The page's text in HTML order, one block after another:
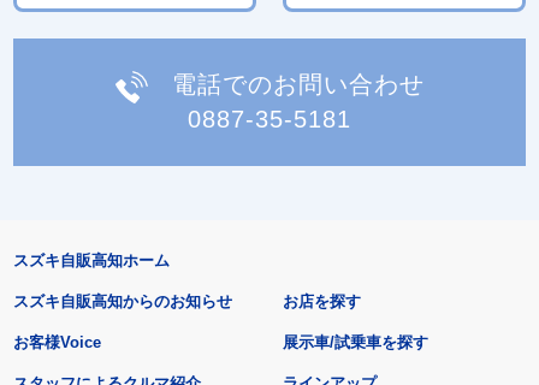
電話でのお問い合わせ
0887-35-5181
スズキ自販高知ホーム
スズキ自販高知からのお知らせ
お客様Voice
お店を探す
展示車/試乗車を探す